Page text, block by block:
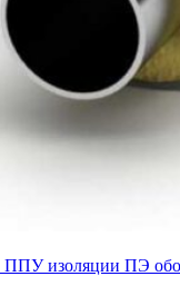
ППУ изоляции ПЭ